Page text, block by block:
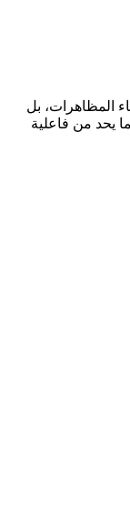
المظاهرات، بل
يحد من فاعلية